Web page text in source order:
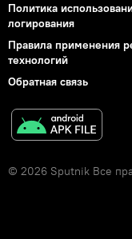
Политика
логирования
Правила применения
технологий
Обратная связь
© 2026 Sputnik Все